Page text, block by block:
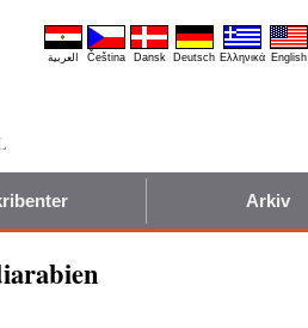
العربية Čeština Dansk Deutsch Ελληνικά English
Arkiv